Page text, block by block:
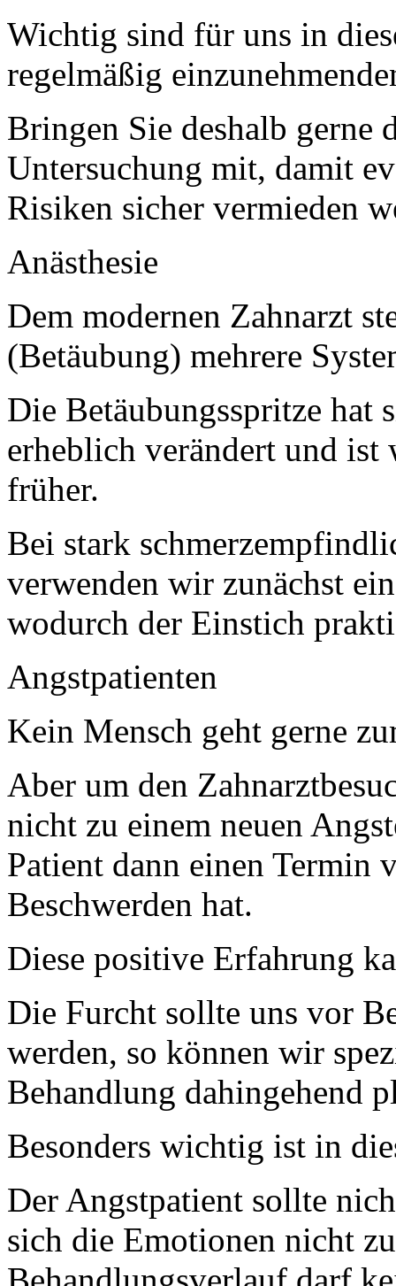
Wichtig sind für uns in
regelmäßig
Bringen Sie deshalb gerne
Untersuchung mit, damit
Risiken sicher vermieden
Anästhesie
Dem modernen Zahnarzt
(Betäubung) mehrere
Die Betäubungsspritze hat
erheblich verändert und ist
früher.
Bei stark
verwenden wir zunächst
wodurch der Einstich
Angstpatienten
Kein Mensch geht gerne
Aber um den
nicht zu einem neuen
Patient dann einen Termin
Beschwerden hat.
Diese positive Erfahrung
Die Furcht sollte uns vor
werden, so können wir
Behandlung dahingehend
Besonders wichtig ist in
Der Angstpatient sollte
sich die Emotionen nicht